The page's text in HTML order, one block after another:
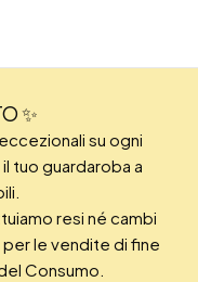
✨
su ogni
tuo guardaroba a
resi né cambi
le vendite di fine
Consumo.